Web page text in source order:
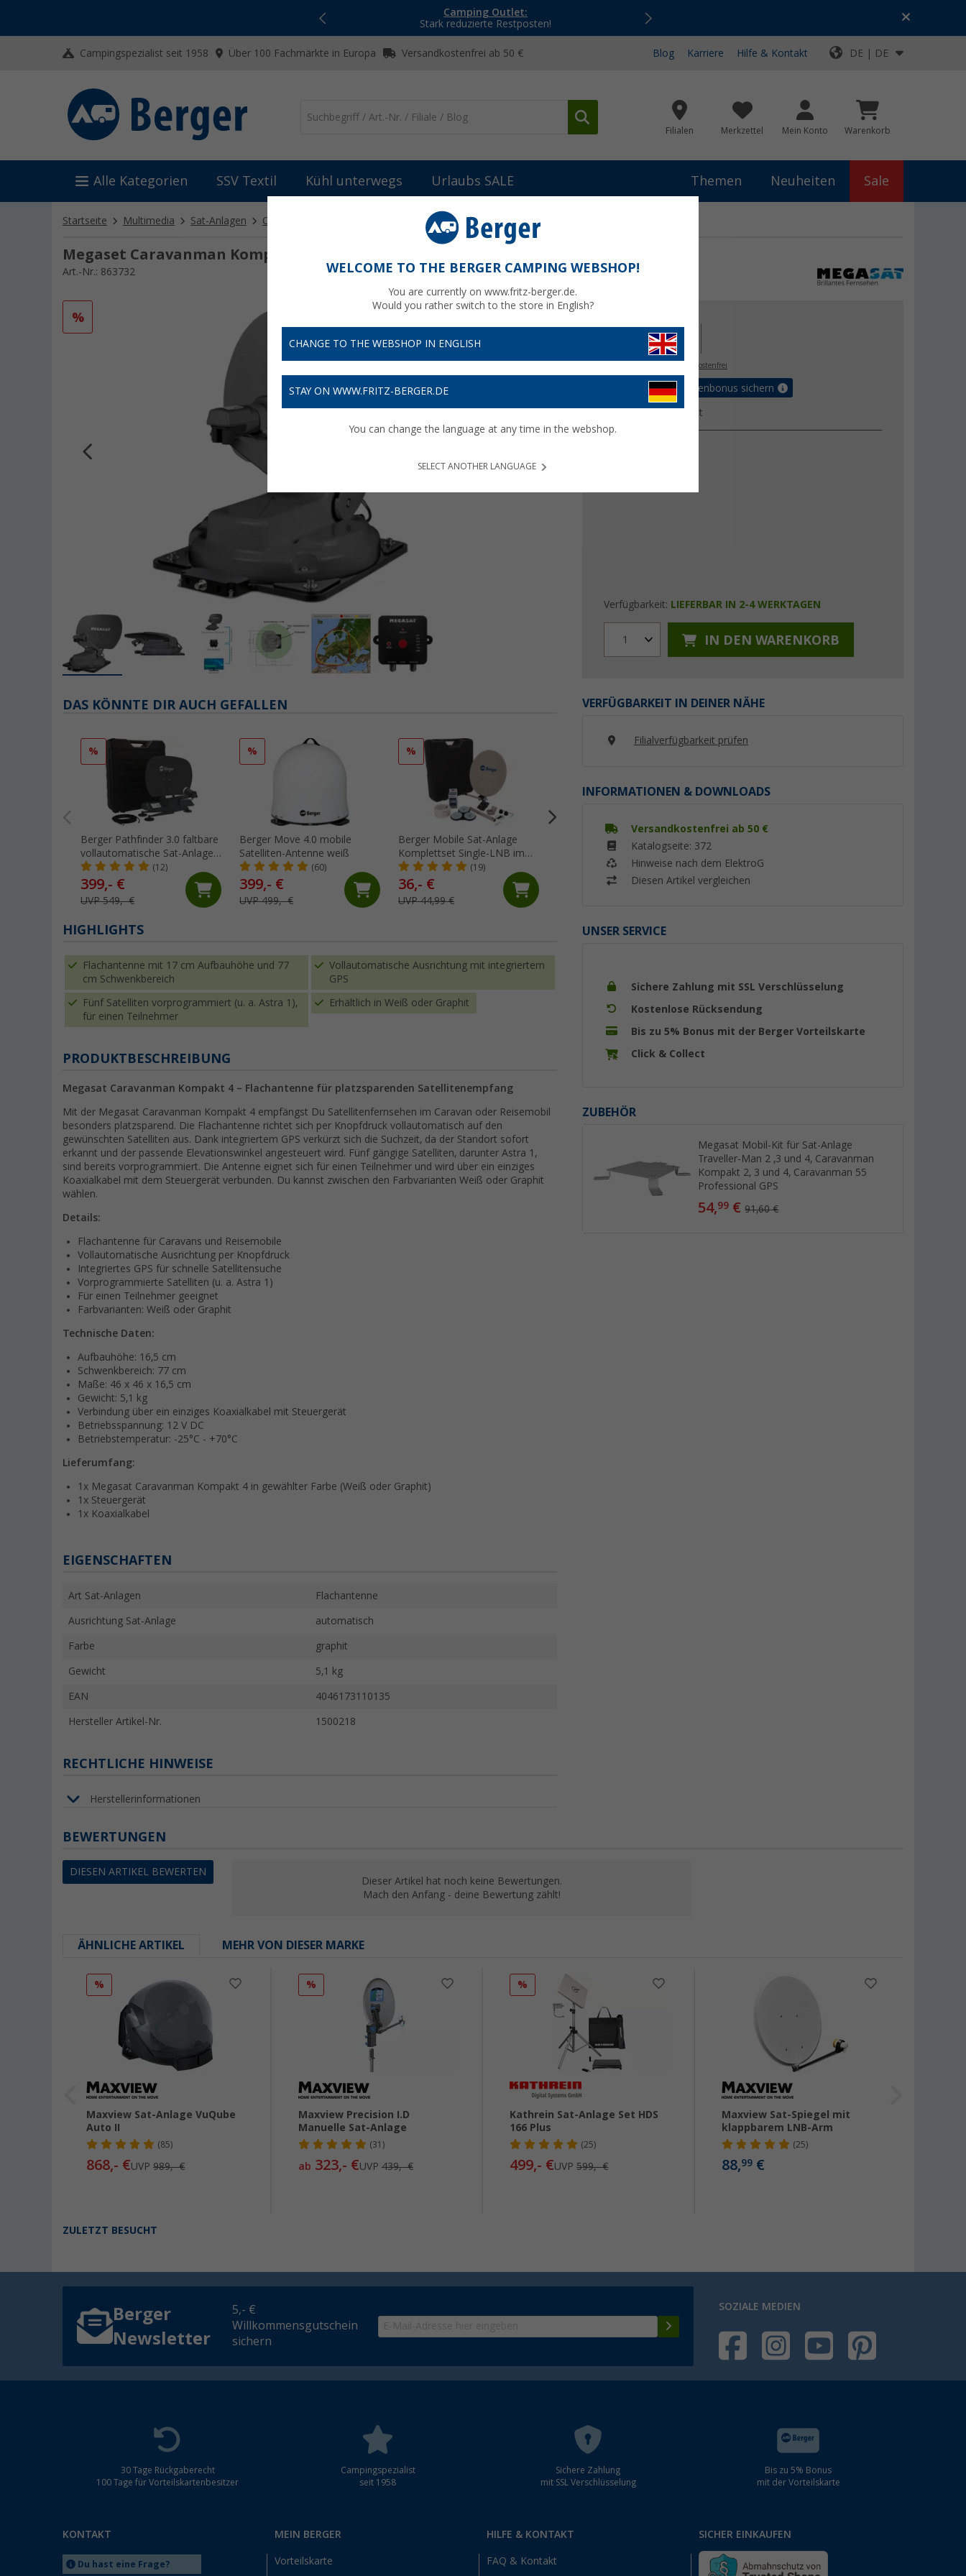
Camping Outlet:
Stark reduzierte Restposten!
Top-Deals für dein Abenteuer!
Campingspezialist seit 1958 Über 100 Fachmärkte in Europa Versandkostenfrei ab 50 € Blog Karriere Hilfe & Kontakt DE | DE
Filialen Merkzettel Mein Konto Warenkorb
Alle Kategorien SSV Textil Kühl unterwegs Urlaubs SALE Themen Neuheiten Sale
Startseite Multimedia Sat-Anlagen Camping-Sat-Anlagen Megaset Caravanman Kompakt 4 Flachantenne mit GPS
Megaset Caravanman Kompakt 4 Flachantenne mit GPS schwarz
Art.-Nr.: 863732
%
1.153,- €
versandkostenfrei
€ Vorteilskartenbonus sichern
Produktdatenblatt
Verfügbarkeit: LIEFERBAR IN 2-4 WERKTAGEN
1 IN DEN WARENKORB
VERFÜGBARKEIT IN DEINER NÄHE
Filialverfügbarkeit prüfen
INFORMATIONEN & DOWNLOADS
Versandkostenfrei ab 50 €
Katalogseite: 372
Hinweise nach dem ElektroG
Diesen Artikel vergleichen
UNSER SERVICE
Sichere Zahlung mit SSL Verschlüsselung
Kostenlose Rücksendung
Bis zu 5% Bonus mit der Berger Vorteilskarte
Click & Collect
ZUBEHÖR
Megasat Mobil-Kit für Sat-Anlage
Traveller-Man 2 ,3 und 4, Caravanman
Kompakt 2, 3 und 4, Caravanman 55
Professional GPS
54,99 €91,60 €
DAS KÖNNTE DIR AUCH GEFALLEN
%
Berger Pathfinder 3.0 faltbare
vollautomatische Sat-Anlage
graphit
(12)
399,- €
UVP 549,- €
%
Berger Move 4.0 mobile
Satelliten-Antenne weiß
(60)
399,- €
UVP 499,- €
%
Berger Mobile Sat-Anlage
Komplettset Single-LNB im
Campingkoffer (19)
36,- €
UVP 44,99 €
Megasat Koaxialkabel Flex
geeignet für Sat / BK 10
(92)
21,99€
HIGHLIGHTS
Flachantenne mit 17 cm Aufbauhöhe und 77
cm Schwenkbereich
Vollautomatische Ausrichtung mit integriertem
GPS
Fünf Satelliten vorprogrammiert (u. a. Astra 1),
für einen Teilnehmer
Erhältlich in Weiß oder Graphit
PRODUKTBESCHREIBUNG
Megasat Caravanman Kompakt 4 – Flachantenne für platzsparenden Satellitenempfang
Mit der Megasat Caravanman Kompakt 4 empfängst Du Satellitenfernsehen im Caravan oder Reisemobil
besonders platzsparend. Die Flachantenne richtet sich per Knopfdruck vollautomatisch auf den
gewünschten Satelliten aus. Dank integriertem GPS verkürzt sich die Suchzeit, da der Standort sofort
erkannt und der passende Elevationswinkel angesteuert wird. Fünf gängige Satelliten, darunter Astra 1,
sind bereits vorprogrammiert. Die Antenne eignet sich für einen Teilnehmer und wird über ein einziges
Koaxialkabel mit dem Steuergerät verbunden. Du kannst zwischen den Farbvarianten Weiß oder Graphit
wählen.
Details:
Flachantenne für Caravans und Reisemobile
Vollautomatische Ausrichtung per Knopfdruck
Integriertes GPS für schnelle Satellitensuche
Vorprogrammierte Satelliten (u. a. Astra 1)
Für einen Teilnehmer geeignet
Farbvarianten: Weiß oder Graphit
Technische Daten:
Aufbauhöhe: 16,5 cm
Schwenkbereich: 77 cm
Maße: 46 x 46 x 16,5 cm
Gewicht: 5,1 kg
Verbindung über ein einziges Koaxialkabel mit Steuergerät
Betriebsspannung: 12 V DC
Betriebstemperatur: -25°C - +70°C
Lieferumfang:
1x Megasat Caravanman Kompakt 4 in gewählter Farbe (Weiß oder Graphit)
1x Steuergerät
1x Koaxialkabel
EIGENSCHAFTEN
Art Sat-Anlagen Flachantenne
Ausrichtung Sat-Anlage automatisch
Farbe graphit
Gewicht 5,1 kg
EAN 4046173110135
Hersteller Artikel-Nr. 1500218
RECHTLICHE HINWEISE
Herstellerinformationen
BEWERTUNGEN
DIESEN ARTIKEL BEWERTEN
Dieser Artikel hat noch keine Bewertungen.
Mach den Anfang - deine Bewertung zählt!
ÄHNLICHE ARTIKEL MEHR VON DIESER MARKE
%
Maxview Sat-Anlage VuQube
Auto II
(85)
868,- €UVP989,- €
%
Maxview Precision I.D
Manuelle Sat-Anlage
(31)
ab 323,- €UVP 439,- €
%
Kathrein Sat-Anlage Set HDS
166 Plus
(25)
499,- €UVP599,- €
Maxview Sat-Spiegel mit
klappbarem LNB-Arm
(25)
88,99€
ZULETZT BESUCHT
Berger
Newsletter
5,- €
Willkommensgutschein
sichern
SOZIALE MEDIEN
30 Tage Rückgaberecht
100 Tage für Vorteilskartenbesitzer
Campingspezialist
seit 1958
Sichere Zahlung
mit SSL Verschlüsselung
Bis zu 5% Bonus
mit der Vorteilskarte
KONTAKT
Du hast eine Frage?
MEIN BERGER
Vorteilskarte
HILFE & KONTAKT
FAQ & Kontakt
SICHER EINKAUFEN
WELCOME TO THE BERGER CAMPING WEBSHOP!
You are currently on www.fritz-berger.de.
Would you rather switch to the store in English?
CHANGE TO THE WEBSHOP IN ENGLISH
STAY ON WWW.FRITZ-BERGER.DE
You can change the language at any time in the webshop.
SELECT ANOTHER LANGUAGE